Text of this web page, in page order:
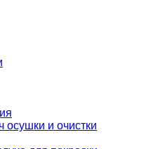
осушки и очистки